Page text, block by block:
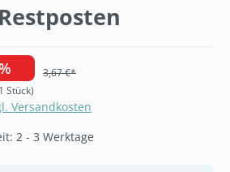
3,67 €*
Stück)
Versandkosten
2 - 3 Werktage